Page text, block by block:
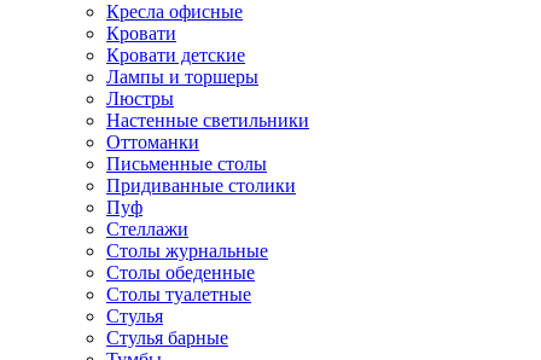
Кресла офисные
Кровати
Кровати детские
Лампы и торшеры
Люстры
Настенные светильники
Оттоманки
Письменные столы
Придиванные столики
Пуф
Стеллажи
Столы журнальные
Столы обеденные
Столы туалетные
Стулья
Стулья барные